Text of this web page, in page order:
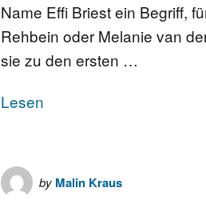
Name Effi Briest ein Begriff,
Rehbein oder Melanie van
sie zu den ersten …
Lesen
by Malin Kraus